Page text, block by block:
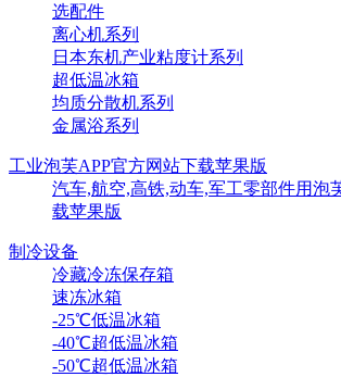
选配件
离心机系列
日本东机产业粘度计系列
超低温冰箱
均质分散机系列
金属浴系列
工业泡芙APP官方网站下载苹果版
汽车,航空,高铁,动车,军工零部件用泡
载苹果版
制冷设备
冷藏冷冻保存箱
速冻冰箱
-25℃低温冰箱
-40℃超低温冰箱
-50℃超低温冰箱